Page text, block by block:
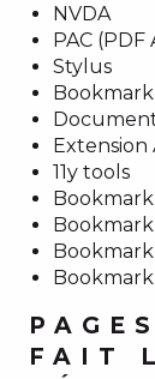
NVDA
PAC (PDF
Stylus
Extension
11y tools
FAIT